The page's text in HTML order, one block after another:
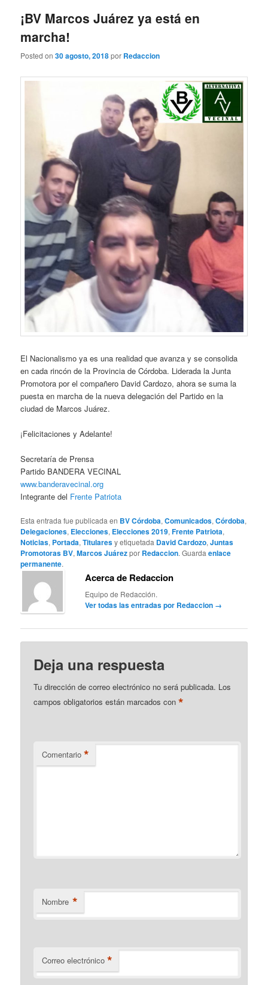
¡BV Marcos Juárez ya está en
marcha!
Posted on30 agosto, 2018por Redaccion
El Nacionalismo ya es una realidad que avanza y se consolida
en cada rincón de la Provincia de Córdoba. Liderada la Junta
Promotora por el compañero David Cardozo, ahora se suma la
puesta en marcha de la nueva delegación del Partido en la
ciudad de Marcos Juárez.
¡Felicitaciones y Adelante!
Secretaría de Prensa
Partido BANDERA VECINAL
www.banderavecinal.org
Integrante del Frente Patriota
Esta entrada fue publicada en BV Córdoba,Comunicados,Córdoba,
Delegaciones, Elecciones, Elecciones 2019,Frente Patriota,
Noticias, Portada,Titularesy etiquetada David Cardozo,Juntas
Promotoras BV,Marcos Juárezpor Redaccion. Guardaenlace
permanente.
Acerca de Redaccion
Equipo de Redacción.
Ver todas las entradas por Redaccion →
Deja una respuesta
Tu dirección de correo electrónico no será publicada. Los
campos obligatorios están marcados con*
Comentario *
Nombre *
Correo electrónico *